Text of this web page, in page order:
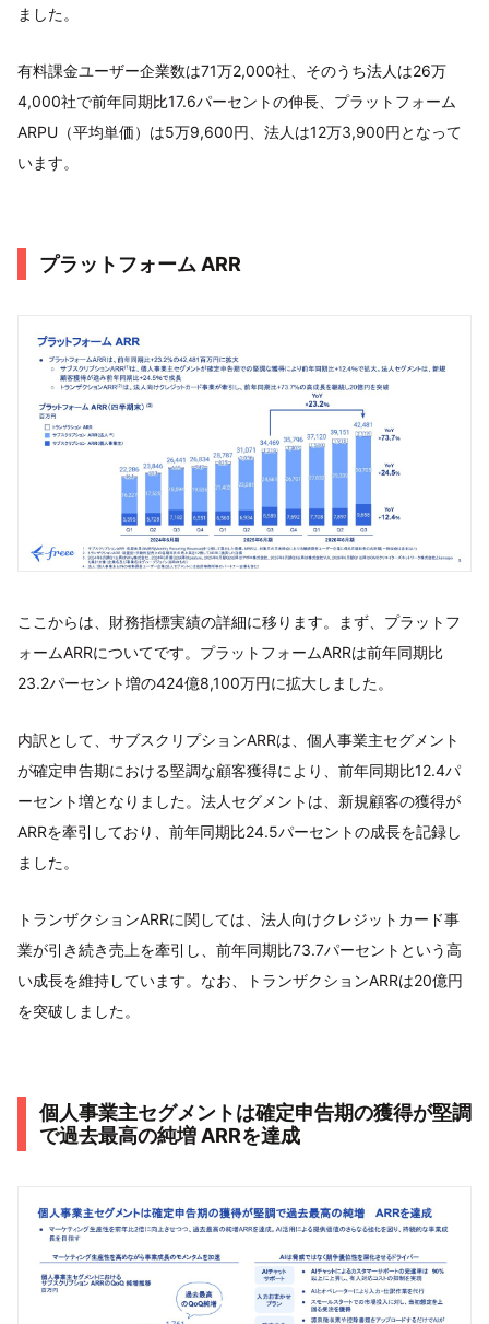
ました。
有料課金ユーザー企業数は71万2,000社、そのうち法人は26万
4,000社で前年同期比17.6パーセントの伸長、プラットフォーム
ARPU（平均単価）は5万9,600円、法人は12万3,900円となって
います。
プラットフォーム ARR
ここからは、財務指標実績の詳細に移ります。まず、プラットフ
ォームARRについてです。プラットフォームARRは前年同期比
23.2パーセント増の424億8,100万円に拡大しました。
内訳として、サブスクリプションARRは、個人事業主セグメント
が確定申告期における堅調な顧客獲得により、前年同期比12.4パ
ーセント増となりました。法人セグメントは、新規顧客の獲得が
ARRを牽引しており、前年同期比24.5パーセントの成長を記録し
ました。
トランザクションARRに関しては、法人向けクレジットカード事
業が引き続き売上を牽引し、前年同期比73.7パーセントという高
い成長を維持しています。なお、トランザクションARRは20億円
を突破しました。
個人事業主セグメントは確定申告期の獲得が堅調
で過去最高の純増 ARRを達成